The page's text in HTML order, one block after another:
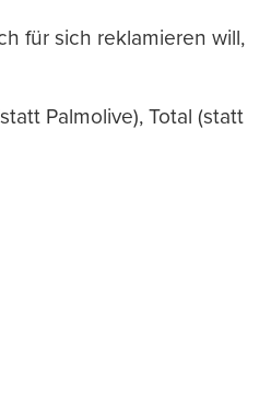
für sich reklamieren will,
Palmolive), Total (statt